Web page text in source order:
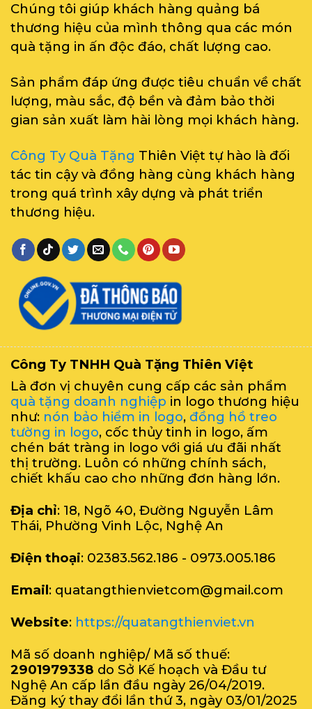
Chúng tôi giúp khách hàng quảng bá
thương hiệu của mình thông qua các món
quà tặng in ấn độc đáo, chất lượng cao.
Sản phẩm đáp ứng được tiêu chuẩn về chất
lượng, màu sắc, độ bền và đảm bảo thời
gian sản xuất làm hài lòng mọi khách hàng.
Công Ty Quà Tặng Thiên Việt tự hào là đối
tác tin cậy và đồng hàng cùng khách hàng
trong quá trình xây dựng và phát triển
thương hiệu.
Công Ty TNHH Quà Tặng Thiên Việt
Là đơn vị chuyên cung cấp các sản phẩm
quà tặng doanh nghiệp in logo thương hiệu
như: nón bảo hiểm in logo, đồng hồ treo
tường in logo, cốc thủy tinh in logo, ấm
chén bát tràng in logo với giá ưu đãi nhất
thị trường. Luôn có những chính sách,
chiết khấu cao cho những đơn hàng lớn.
Địa chỉ: 18, Ngõ 40, Đường Nguyễn Lâm
Thái, Phường Vinh Lộc, Nghệ An
Điện thoại: 02383.562.186 - 0973.005.186
Email: quatangthienvietcom@gmail.com
Website: https://quatangthienviet.vn
Mã số doanh nghiệp/ Mã số thuế:
2901979338 do Sở Kế hoạch và Đầu tư
Nghệ An cấp lần đầu ngày 26/04/2019.
Đăng ký thay đổi lần thứ 3, ngày 03/01/2025